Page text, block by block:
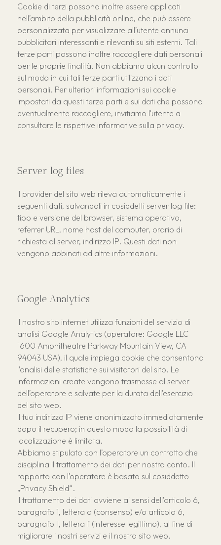
Cookie di terzi possono inoltre essere applicati
nell’ambito della pubblicità online, che può essere
personalizzata per visualizzare all’utente annunci
pubblicitari interessanti e rilevanti su siti esterni. Tali
terze parti possono inoltre raccogliere dati personali
per le proprie finalità. Non abbiamo alcun controllo
sul modo in cui tali terze parti utilizzano i dati
personali. Per ulteriori informazioni sui cookie
impostati da questi terze parti e sui dati che possono
eventualmente raccogliere, invitiamo l'utente a
consultare le rispettive informative sulla privacy.
Server log files
Il provider del sito web rileva automaticamente i
seguenti dati, salvandoli in cosiddetti server log file:
tipo e versione del browser, sistema operativo,
referrer URL, nome host del computer, orario di
richiesta al server, indirizzo IP. Questi dati non
vengono abbinati ad altre informazioni.
Google Analytics
Il nostro sito internet utilizza funzioni del servizio di
analisi Google Analytics (operatore: Google LLC
1600 Amphitheatre Parkway Mountain View, CA
94043 USA), il quale impiega cookie che consentono
l’analisi delle statistiche sui visitatori del sito. Le
informazioni create vengono trasmesse al server
dell’operatore e salvate per la durata dell’esercizio
del sito web.
Il tuo indirizzo IP viene anonimizzato immediatamente
dopo il recupero; in questo modo la possibilità di
localizzazione è limitata.
Abbiamo stipulato con l’operatore un contratto che
disciplina il trattamento dei dati per nostro conto. Il
rapporto con l’operatore è basato sul cosiddetto
„Privacy Shield“.
Il trattamento dei dati avviene ai sensi dell’articolo 6,
paragrafo 1, lettera a (consenso) e/o articolo 6,
paragrafo 1, lettera f (interesse legittimo), al fine di
migliorare i nostri servizi e il nostro sito web.